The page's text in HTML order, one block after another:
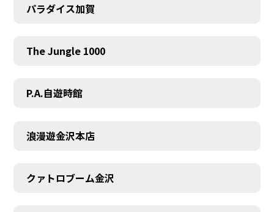
パラダイス加賀
The Jungle 1000
P.A.自遊時館
浪漫遊金沢本店
クァトロブーム金沢